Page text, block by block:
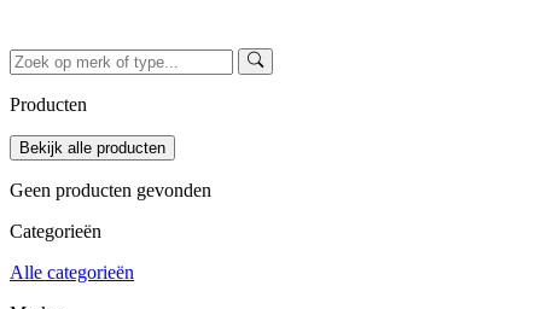
Producten
Geen producten gevonden
Categorieën
Alle categorieën